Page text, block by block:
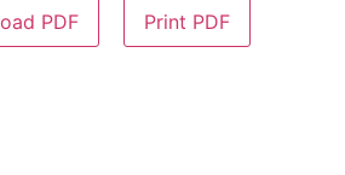
PDF Print PDF